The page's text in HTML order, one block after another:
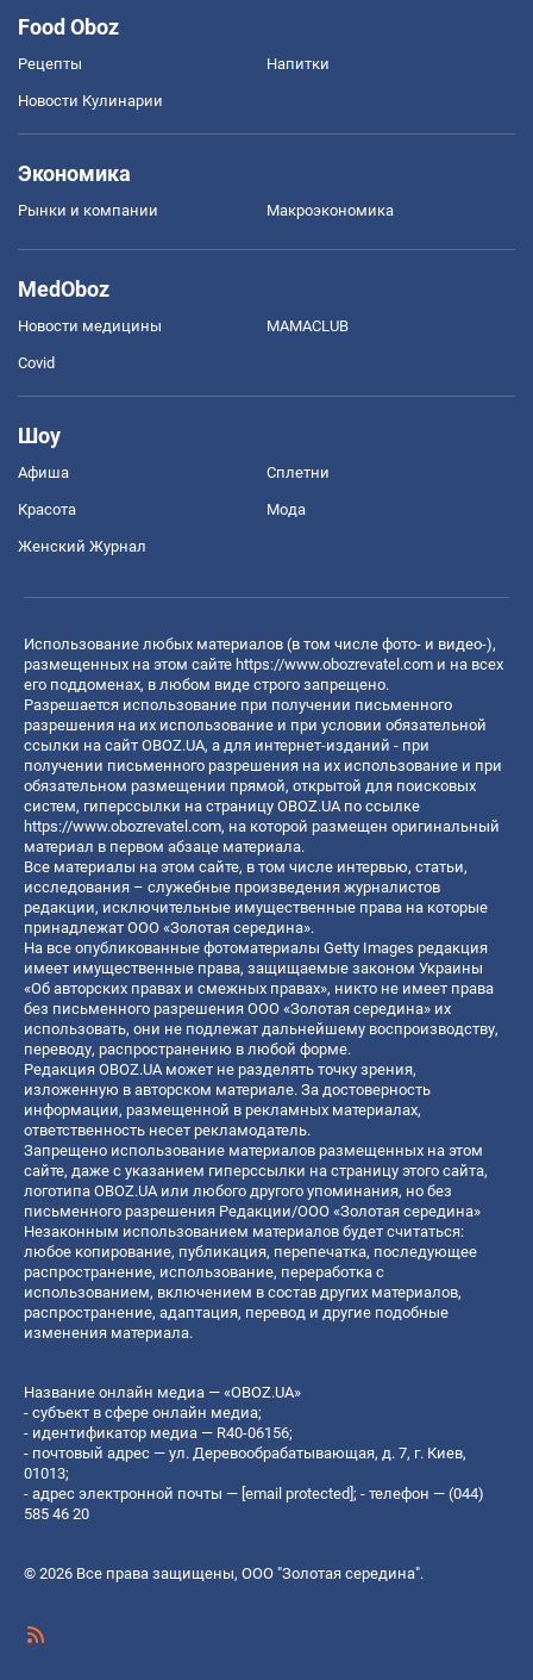
Food Oboz
Рецепты Напитки
Новости Кулинарии
Экономика
Рынки и компании Mакроэкономика
MedOboz
Новости медицины MAMACLUB
Covid
Шоу
Афиша Сплетни
Красота Мода
Женский Журнал
Использование любых материалов (в том числе фото- и видео-),
размещенных на этом сайте https://www.obozrevatel.com и на всех
его поддоменах, в любом виде строго запрещено.
Разрешается использование при получении письменного
разрешения на их использование и при условии обязательной
ссылки на сайт OBOZ.UA, а для интернет-изданий - при
получении письменного разрешения на их использование и при
обязательном размещении прямой, открытой для поисковых
систем, гиперссылки на страницу OBOZ.UA по ссылке
https://www.obozrevatel.com, на которой размещен оригинальный
материал в первом абзаце материала.
Все материалы на этом сайте, в том числе интервью, статьи,
исследования – служебные произведения журналистов
редакции, исключительные имущественные права на которые
принадлежат ООО «Золотая середина».
На все опубликованные фотоматериалы Getty Images редакция
имеет имущественные права, защищаемые законом Украины
«Об авторских правах и смежных правах», никто не имеет права
без письменного разрешения ООО «Золотая середина» их
использовать, они не подлежат дальнейшему воспроизводству,
переводу, распространению в любой форме.
Редакция OBOZ.UA может не разделять точку зрения,
изложенную в авторском материале. За достоверность
информации, размещенной в рекламных материалах,
ответственность несет рекламодатель.
Запрещено использование материалов размещенных на этом
сайте, даже с указанием гиперссылки на страницу этого сайта,
логотипа OBOZ.UA или любого другого упоминания, но без
письменного разрешения Редакции/ООО «Золотая середина»
Незаконным использованием материалов будет считаться:
любое копирование, публикация, перепечатка, последующее
распространение, использование, переработка с
использованием, включением в состав других материалов,
распространение, адаптация, перевод и другие подобные
изменения материала.
Название онлайн медиа — «OBOZ.UA»
- субъект в сфере онлайн медиа;
- идентификатор медиа — R40-06156;
- почтовый адрес — ул. Деревообрабатывающая, д. 7, г. Киев,
01013;
- адрес электронной почты — [email protected]; - телефон — (044)
585 46 20
© 2026 Все права защищены, ООО "Золотая середина".